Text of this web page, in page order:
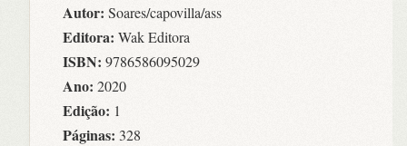
Autor: Soares/capovilla/ass
Editora: Wak Editora
ISBN: 9786586095029
Ano: 2020
Edição: 1
Páginas: 328